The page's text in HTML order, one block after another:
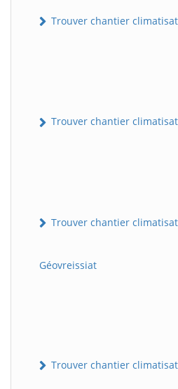
Trouver chantier
Trouver chantier
Trouver chantier
Géovreissiat
Trouver chantier